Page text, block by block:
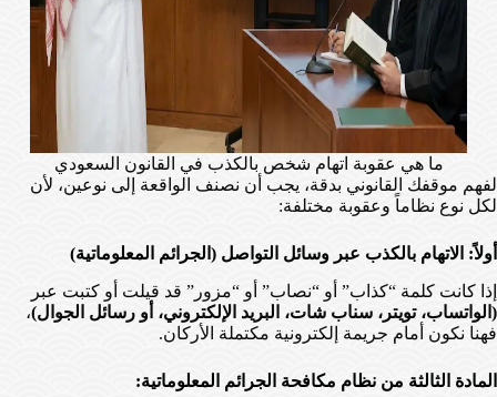
ما هي عقوبة اتهام شخص بالكذب في القانون السعودي
لفهم موقفك القانوني بدقة، يجب أن نصنف الواقعة إلى نوعين، لأن
لكل نوع نظاماً وعقوبة مختلفة:
أولاً: الاتهام بالكذب عبر وسائل التواصل (الجرائم المعلوماتية)
إذا كانت كلمة “كذاب” أو “نصاب” أو “مزور” قد قيلت أو كتبت عبر
(الواتساب، تويتر، سناب شات، البريد الإلكتروني، أو رسائل الجوال)،
فهنا نكون أمام جريمة إلكترونية مكتملة الأركان.
المادة الثالثة من نظام مكافحة الجرائم المعلوماتية: